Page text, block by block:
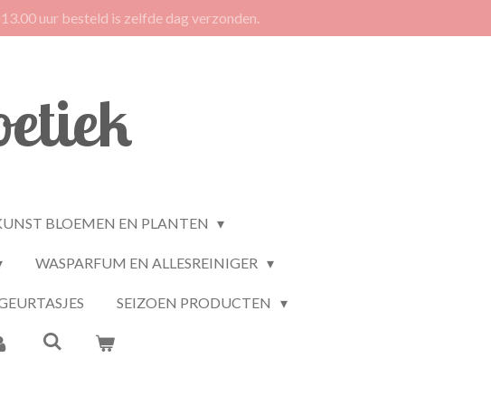
uur besteld is zelfde dag verzonden.
BLOEMEN EN PLANTEN
WASPARFUM EN ALLESREINIGER
SEIZOEN PRODUCTEN